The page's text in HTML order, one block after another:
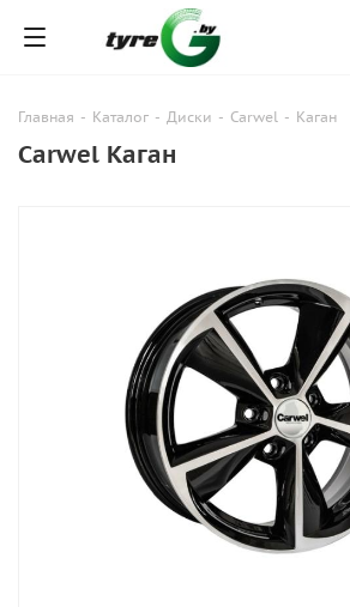
Главная - Каталог - Диски - Carwel - Каган
Carwel Каган